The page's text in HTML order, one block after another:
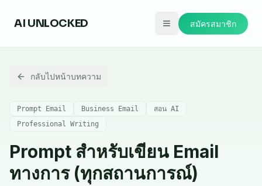
AI UNLOCKED สมัครสมาชิก
กลับไปหน้าบทความ
Prompt Email Business Email
สอน AI
Professional Writing
Prompt สำหรับเขียน Email
ทางการ (ทุกสถานการณ์)